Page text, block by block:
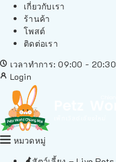
เกี่ยวกับเรา
ร้านค้า
โพสต์
ติดต่อเรา
เวลาทำการ: 09:00 - 20:30
Login
หมวดหมู่